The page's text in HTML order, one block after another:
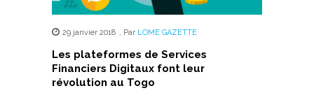
29 janvier 2018 , Par LOME GAZETTE
Les plateformes de Services
Financiers Digitaux font leur
révolution au Togo